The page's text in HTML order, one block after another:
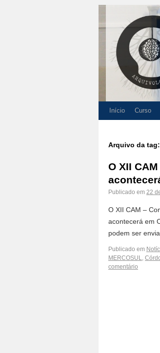
Início Curso
Arquivo da tag:
O XII
Publicado em 22
O XII CAM –
acontecerá em
podem ser
Publicado em
MERCOSUL,
comentário